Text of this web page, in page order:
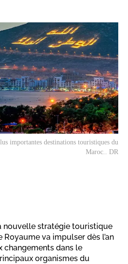
importantes destinations touristiques du
Maroc.. DR
nouvelle stratégie touristique
va impulser dès l’an
changements dans le
organismes du